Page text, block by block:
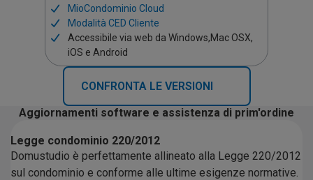
MioCondominio Cloud
Modalità CED Cliente
Accessibile via web da Windows,Mac OSX,
iOS e Android
CONFRONTA LE VERSIONI
Aggiornamenti software e assistenza di prim'ordine
Legge condominio 220/2012
Domustudio è perfettamente allineato alla Legge 220/2012
sul condominio e conforme alle ultime esigenze normative.